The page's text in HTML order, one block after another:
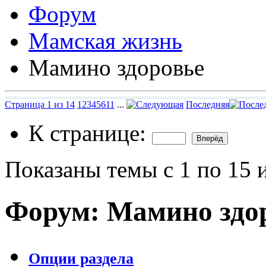
Форум
Мамская жизнь
Мамино здоровье
Страница 1 из 14 1 2345611 ... Последняя
К странице:
Показаны темы с 1 по 15
Форум: Мамино
Опции раздела